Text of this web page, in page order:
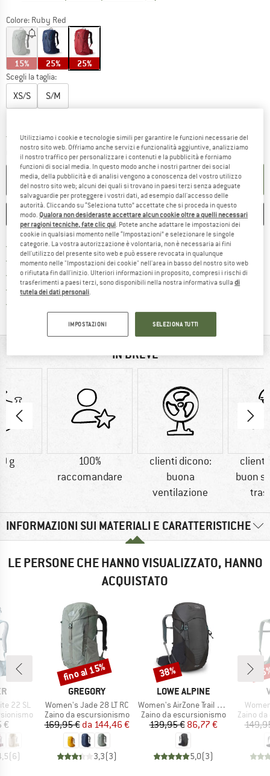
Colore: Ruby Red
15% 25% 25%
Scegli la taglia:
XS/S S/M
Tempi di consegna: 3-5 giorni lavorativi
Il link si apre in una casella
Quantità:
NEL CARRELLO
ANNOTA CONFRONTA
Porto franco da 69 € (IT)Qui trovi ulteriori informazioni sulle
100 giorni di diritto di recessoVai alla politica di recesso qui
> 4.000.000 clienti soddisfatti
Tutti gli articoli in magazzino
IN BREVE
g
100%
raccomandare
clienti dicono:
buona
ventilazione
clienti
buon
INFORMAZIONI SUI MATERIALI E CARATTERISTICHE
LE PERSONE CHE HANNO VISUALIZZATO, HANNO
ACQUISTATO
22 SL
€
(6)
MARCHIO
GREGORY
Articolo
Women's Jade 28 LT RC
Gruppo di prodotti
Zaino da escursionismo
Prezzo
169,95 € Prezzo ridotto
da 144,46 €
3,3(3)
Sconto
fino al 15%
MARCHIO
LOWE ALPINE
Articolo
Women's AirZone Trail ND28
Gruppo di prodotti
Zaino da escursionismo
Prezzo
139,95 €Prezzo ridotto
86,77 €
5,0(3)
Sconto
38%
Articolo
Gruppo
Zaino
Utilizziamo i cookie e tecnologie simili per garantire le funzioni necessarie del
nostro sito web. Offriamo anche servizi e funzionalità aggiuntive, analizziamo
il nostro traffico per personalizzare i contenuti e la pubblicità e forniamo
funzioni di social media. In questo modo anche i nostri partner dei social
media, della pubblicità e di analisi vengono a conoscenza del vostro utilizzo
del nostro sito web; alcuni dei quali si trovano in paesi terzi senza adeguate
salvaguardie per proteggere i vostri dati, ad esempio dall'accesso delle
autorità. Cliccando su “Seleziona tutto” accettate che si proceda in questo
modo. Qualora non desideraste accettare alcun cookie oltre a quelli necessari
per ragioni tecniche, fate clic qui . Potete anche adattare le impostazioni dei
cookie in qualsiasi momento nelle “Impostazioni” e selezionare le singole
categorie. La vostra autorizzazione è volontaria, non è necessaria ai fini
dell'utilizzo del presente sito web e può essere revocata in qualunque
momento nelle "Impostazioni dei cookie" nell'area in basso del nostro sito web
o rifiutata fin dall'inizio. Ulteriori informazioni in proposito, compresi i rischi di
trasferimenti a paesi terzi, sono disponibili nella nostra informativa sulladi
tutela dei dati personali
IMPOSTAZIONI SELEZIONA TUTTI